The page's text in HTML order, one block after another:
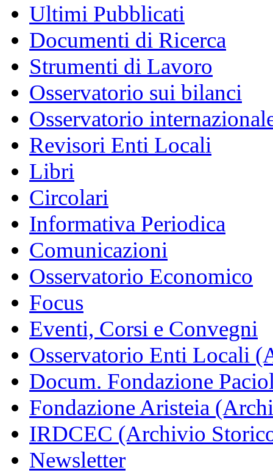
Ultimi Pubblicati
Documenti di Ricerca
Strumenti di Lavoro
Osservatorio sui bilanci
Osservatorio
Revisori Enti Locali
Libri
Circolari
Informativa Periodica
Comunicazioni
Osservatorio Economico
Focus
Eventi, Corsi e Convegni
Osservatorio Enti Locali
Docum. Fondazione
Fondazione Aristeia
IRDCEC (Archivio
Newsletter